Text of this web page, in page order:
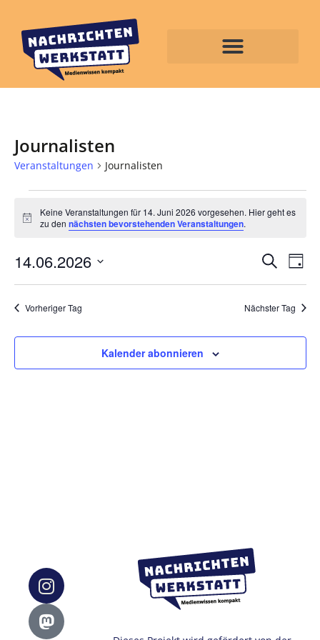
Journalisten
Veranstaltungen Journalisten
Hinweis
Keine Veranstaltungen für 14. Juni 2026 vorgesehen. Hier geht es
zu den nächsten bevorstehenden Veranstaltungen.
und
SucheTag
14.06.2026
wählen.
Vorheriger Tag Nächster Tag
Kalender abonnieren